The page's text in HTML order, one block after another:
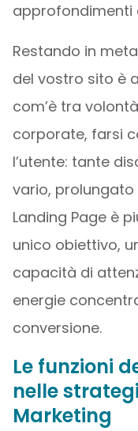
approfondimenti
Restando in
del vostro sito è
com’è tra
corporate, farsi
l’utente: tante
vario, prolungato
Landing Page è
unico obiettivo,
capacità di
energie
conversione.
Le funzioni
nelle
Marketing